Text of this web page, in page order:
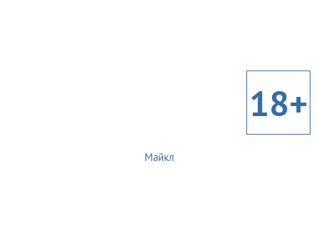
18+
Майкл